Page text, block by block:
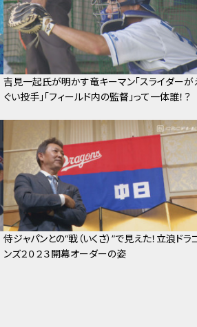
吉見一起氏が明かす竜キーマン「スライダーが
ぐい投手」「フィールド内の監督」って一体誰！？
侍ジャパンとの“戦（いくさ）”で見えた！立浪ドラ
ンズ２０２３開幕オーダーの姿